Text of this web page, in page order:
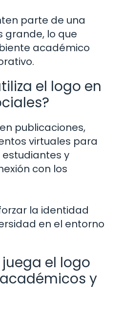
parte de una
grande, lo que
académico
el logo en
publicaciones,
virtuales para
y
con los
la identidad
en el entorno
el logo
y